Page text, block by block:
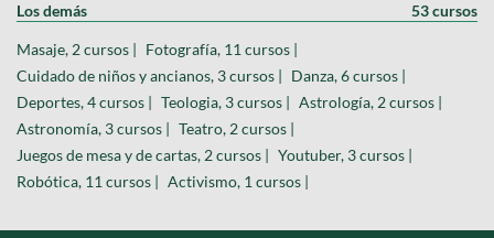
Los demás 53 cursos
Masaje, 2 cursos | Fotografía, 11 cursos |
Cuidado de niños y ancianos, 3 cursos | Danza, 6 cursos |
Deportes, 4 cursos | Teologia, 3 cursos | Astrología, 2 cursos |
Astronomía, 3 cursos | Teatro, 2 cursos |
Juegos de mesa y de cartas, 2 cursos | Youtuber, 3 cursos |
Robótica, 11 cursos | Activismo, 1 cursos |